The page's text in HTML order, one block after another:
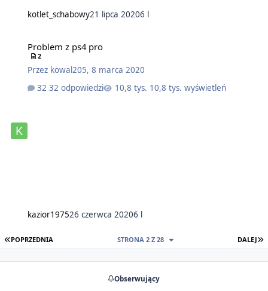
kotlet_schabowy21 lipca 20206 l
Problem z ps4 pro
2
Przez kowal205, 8 marca 2020
32 odpowiedzi
10,8 tys. wyświetleń
kazior197526 czerwca 20206 l
PIERWSZA STRONA
POPRZEDNIA DALEJ
STRONA 2 Z 28
Obserwujący